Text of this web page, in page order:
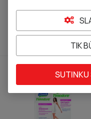
Kaina Prekės
TIK
SUTINKU